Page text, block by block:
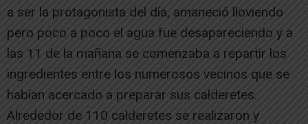
a ser la protagonista del día, amaneció lloviendo
pero poco a poco el agua fue desapareciendo y a
las 11 de la mañana se comenzaba a repartir los
ingredientes entre los numerosos vecinos que se
habían acercado a preparar sus calderetes.
Alrededor de 110 calderetes se realizaron y